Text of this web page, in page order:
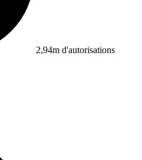
2,94m d'autorisations